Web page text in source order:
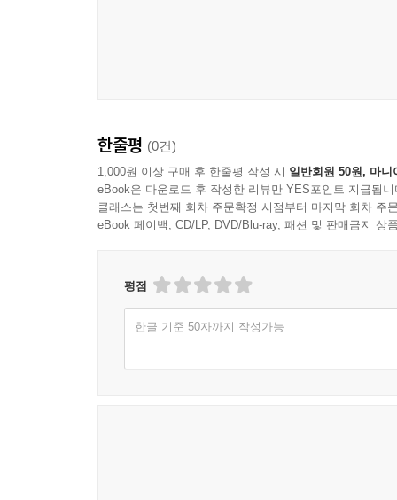
한줄평 (0건)
1,000원 이상 구매 후 한줄평 작성 시 일반회원 50원, 마니
eBook은 다운로드 후 작성한 리뷰만 YES포인트 지급됩니
클래스는 첫번째 회차 주문확정 시점부터 마지막 회차 주
eBook 페이백, CD/LP, DVD/Blu-ray, 패션 및 판매금지 상
평점
한글 기준 50자까지 작성가능